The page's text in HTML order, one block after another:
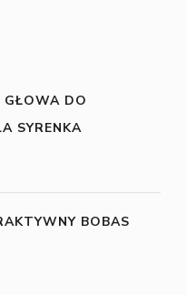
GŁOWA DO
SYRENKA
BOBAS